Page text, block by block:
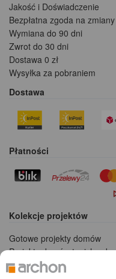
Jakość i Doświadczenie
Bezpłatna zgoda na zmiany
Wymiana do 90 dni
Zwrot do 30 dni
Dostawa 0 zł
Wysyłka za pobraniem
Dostawa
Płatności
Kolekcje projektów
Gotowe projekty domów
Projekty domów tanich w
Projekty domów szeregowych